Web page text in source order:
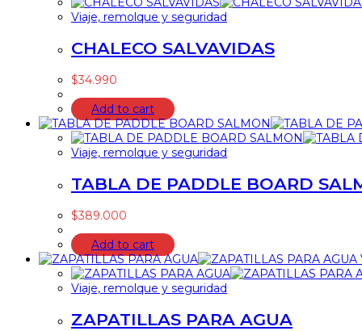
Viaje, remolque y seguridad
CHALECO SALVAVIDAS
$34.990
Add to cart
Viaje, remolque y seguridad
TABLA DE PADDLE BOARD
$389.000
Add to cart
Viaje, remolque y seguridad
ZAPATILLAS PARA AGUA